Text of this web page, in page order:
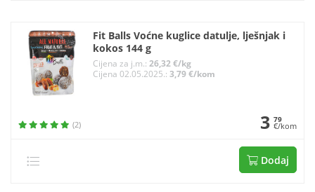
Fit Balls Voćne kuglice datulje, lješnjak i
kokos 144 g
Cijena za j.m.:26,32 €/kg
Cijena 02.05.2025.:3,79 €/kom
(2) 3 79
€/kom
Dodaj